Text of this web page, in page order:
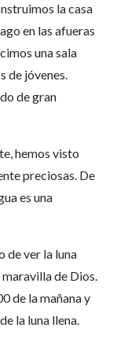
la casa
en las afueras
una sala
de jóvenes.
de gran
hemos visto
preciosas. De
es una
de ver la luna
de Dios.
de la mañana y
la luna llena.